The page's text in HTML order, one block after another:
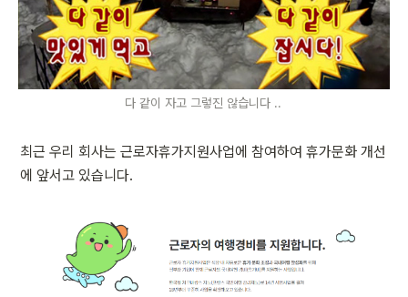
다 같이 자고 그렇진 않습니다 ..
최근 우리 회사는 근로자휴가지원사업에 참여하여 휴가문화 개선
에 앞서고 있습니다.